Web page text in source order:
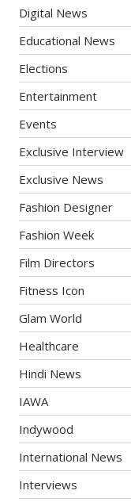
Digital News
Educational News
Elections
Entertainment
Events
Exclusive Interview
Exclusive News
Fashion Designer
Fashion Week
Film Directors
Fitness Icon
Glam World
Healthcare
Hindi News
IAWA
Indywood
International News
Interviews